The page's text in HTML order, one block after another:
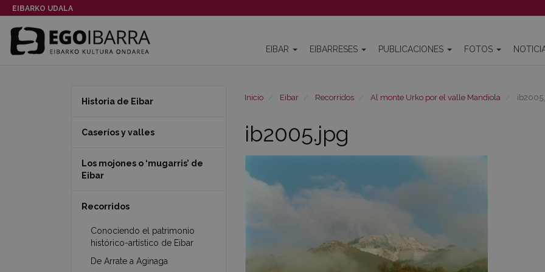
EIBARKO UDALA
EIBAR EIBARRESES PUBLICACIONES FOTOS
Inicio Eibar Recorridos Al monte Urko por el valle Mandiola
ib2005.jpg
Historia de Eibar
Caseríos y valles
Los mojones o ‘mugarris’ de
Eibar
Recorridos
Conociendo el patrimonio
histórico-artístico de Eibar
De Arrate a Aginaga